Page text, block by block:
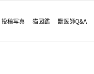
投稿写真 猫図鑑 獣医師Q&A